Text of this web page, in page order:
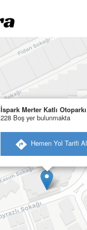
İspark Merter Katlı Otoparkı
228 Boş yer bulunmakta
​ Hemen Yol Tarifi Al